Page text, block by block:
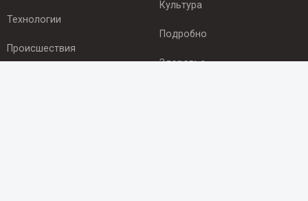
Технологии
Происшествия
Культура
Подробно
Здоровье